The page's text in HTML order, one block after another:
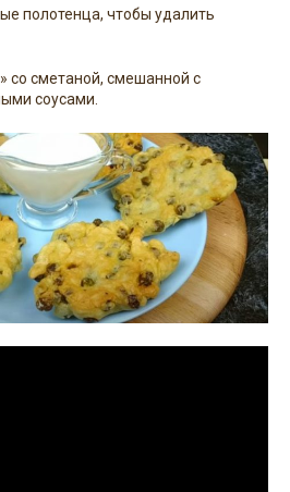
полотенца, чтобы удалить
со сметаной, смешанной с
соусами.